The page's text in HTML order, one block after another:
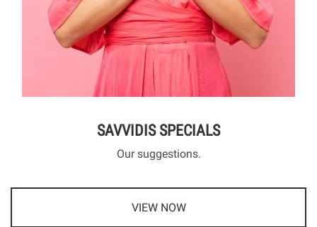
SAVVIDIS SPECIALS
Our suggestions.
VIEW NOW